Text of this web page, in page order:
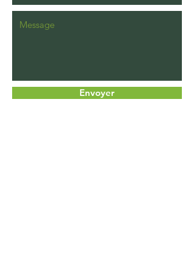
machine, vous avez des questions
sur l'article ou vous souhaitez
TVA non applicable - article 293 B
du CGI
Envoyer